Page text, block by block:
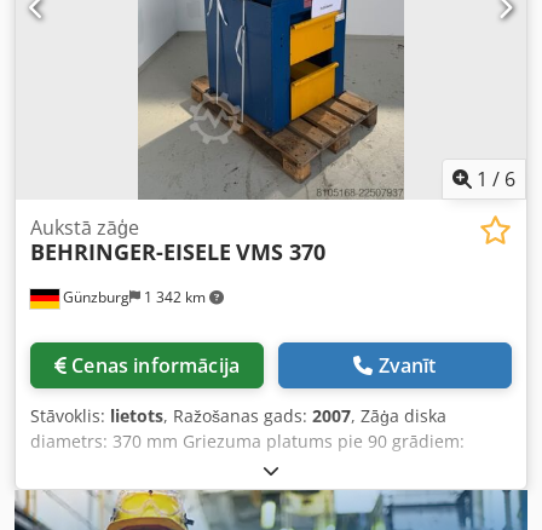
1 / 6
Günzburg 1 342 km
Aukstā zāģe
BEHRINGER-EISELE VMS 370
Cenas informācija Zvanīt
Stāvoklis: lietots, Ražošanas gads: 2007, Zāģa diska
diametrs: 370 mm Griezuma platums pie 90 grādiem:
taisns 200 x 100 mm Griezuma platums pie 90 grādiem:
apaļš 130 mm Zāģa diska griešanās ātrums: 34/68
apgr./min. Dodpfx Ajzr Rqboprskr Kopējā nepieciešamā